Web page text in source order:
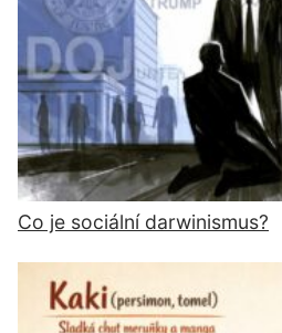
Co je sociální darwinismus?